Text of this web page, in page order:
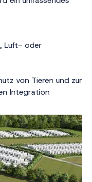
Luft- oder
von Tieren und zur
Integration